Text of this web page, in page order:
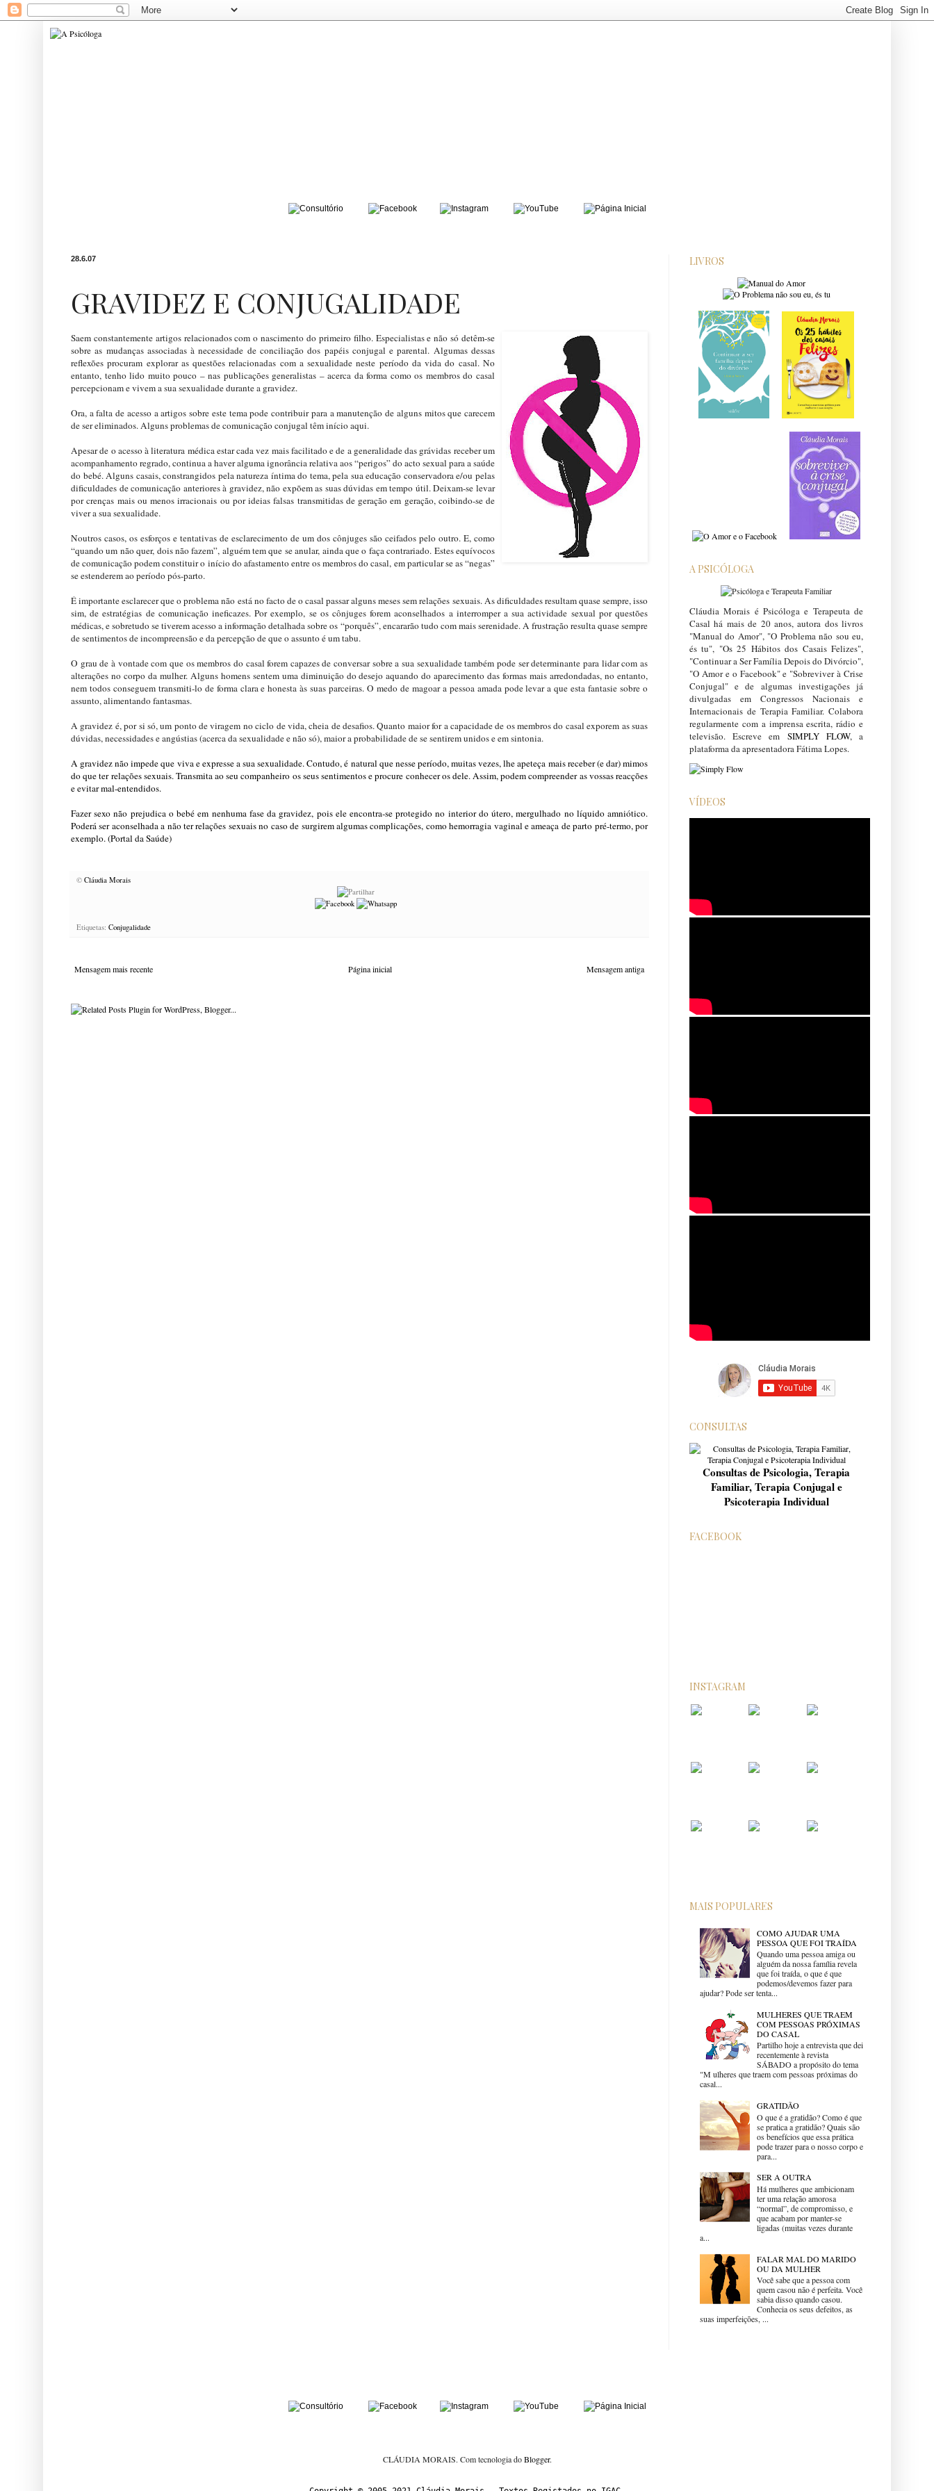
28.6.07
GRAVIDEZ E CONJUGALIDADE
Saem constantemente artigos relacionados com o nascimento do primeiro filho. Especialistas e não só detêm-se
sobre as mudanças associadas à necessidade de conciliação dos papéis conjugal e parental. Algumas dessas
reflexões procuram explorar as questões relacionadas com a sexualidade neste período da vida do casal. No
entanto, tenho lido muito pouco – nas publicações generalistas – acerca da forma como os membros do casal
percepcionam e vivem a sua sexualidade durante a gravidez.
Ora, a falta de acesso a artigos sobre este tema pode contribuir para a manutenção de alguns mitos que carecem
de ser eliminados. Alguns problemas de comunicação conjugal têm início aqui.
Apesar de o acesso à literatura médica estar cada vez mais facilitado e de a generalidade das grávidas receber um
acompanhamento regrado, continua a haver alguma ignorância relativa aos “perigos” do acto sexual para a saúde
do bebé. Alguns casais, constrangidos pela natureza íntima do tema, pela sua educação conservadora e/ou pelas
dificuldades de comunicação anteriores à gravidez, não expõem as suas dúvidas em tempo útil. Deixam-se levar
por crenças mais ou menos irracionais ou por ideias falsas transmitidas de geração em geração, coibindo-se de
viver a sua sexualidade.
Noutros casos, os esforços e tentativas de esclarecimento de um dos cônjuges são ceifados pelo outro. E, como
“quando um não quer, dois não fazem”, alguém tem que se anular, ainda que o faça contrariado. Estes equívocos
de comunicação podem constituir o início do afastamento entre os membros do casal, em particular se as “negas”
se estenderem ao período pós-parto.
É importante esclarecer que o problema não está no facto de o casal passar alguns meses sem relações sexuais. As dificuldades resultam quase sempre, isso
sim, de estratégias de comunicação ineficazes. Por exemplo, se os cônjuges forem aconselhados a interromper a sua actividade sexual por questões
médicas, e sobretudo se tiverem acesso a informação detalhada sobre os “porquês”, encararão tudo com mais serenidade. A frustração resulta quase sempre
de sentimentos de incompreensão e da percepção de que o assunto é um tabu.
O grau de à vontade com que os membros do casal forem capazes de conversar sobre a sua sexualidade também pode ser determinante para lidar com as
alterações no corpo da mulher. Alguns homens sentem uma diminuição do desejo aquando do aparecimento das formas mais arredondadas, no entanto,
nem todos conseguem transmiti-lo de forma clara e honesta às suas parceiras. O medo de magoar a pessoa amada pode levar a que esta fantasie sobre o
assunto, alimentando fantasmas.
A gravidez é, por si só, um ponto de viragem no ciclo de vida, cheia de desafios. Quanto maior for a capacidade de os membros do casal exporem as suas
dúvidas, necessidades e angústias (acerca da sexualidade e não só), maior a probabilidade de se sentirem unidos e em sintonia.
A gravidez não impede que viva e expresse a sua sexualidade. Contudo, é natural que nesse período, muitas vezes, lhe apeteça mais receber (e dar) mimos
do que ter relações sexuais. Transmita ao seu companheiro os seus sentimentos e procure conhecer os dele. Assim, podem compreender as vossas reacções
e evitar mal-entendidos.
Fazer sexo não prejudica o bebé em nenhuma fase da gravidez, pois ele encontra-se protegido no interior do útero, mergulhado no líquido amniótico.
Poderá ser aconselhada a não ter relações sexuais no caso de surgirem algumas complicações, como hemorragia vaginal e ameaça de parto pré-termo, por
exemplo. (Portal da Saúde)
© Cláudia Morais
Etiquetas: Conjugalidade
Mensagem mais recente Mensagem antiga
Página inicial
LIVROS
A PSICÓLOGA
Cláudia Morais é Psicóloga e Terapeuta de
Casal há mais de 20 anos, autora dos livros
"Manual do Amor", "O Problema não sou eu,
és tu", "Os 25 Hábitos dos Casais Felizes",
"Continuar a Ser Família Depois do Divórcio",
"O Amor e o Facebook" e "Sobreviver à Crise
Conjugal" e de algumas investigações já
divulgadas em Congressos Nacionais e
Internacionais de Terapia Familiar. Colabora
regularmente com a imprensa escrita, rádio e
televisão. Escreve em SIMPLY FLOW, a
plataforma da apresentadora Fátima Lopes.
VÍDEOS
CONSULTAS
Consultas de Psicologia, Terapia
Familiar, Terapia Conjugal e
Psicoterapia Individual
FACEBOOK
INSTAGRAM
MAIS POPULARES
COMO AJUDAR UMA
PESSOA QUE FOI TRAÍDA
Quando uma pessoa amiga ou
alguém da nossa família revela
que foi traída, o que é que
podemos/devemos fazer para
ajudar? Pode ser tenta...
MULHERES QUE TRAEM
COM PESSOAS PRÓXIMAS
DO CASAL
Partilho hoje a entrevista que dei
recentemente à revista
SÁBADO a propósito do tema
"M ulheres que traem com pessoas próximas do
casal...
GRATIDÃO
O que é a gratidão? Como é que
se pratica a gratidão? Quais são
os benefícios que essa prática
pode trazer para o nosso corpo e
para...
SER A OUTRA
Há mulheres que ambicionam
ter uma relação amorosa
“normal”, de compromisso, e
que acabam por manter-se
ligadas (muitas vezes durante
a...
FALAR MAL DO MARIDO
OU DA MULHER
Você sabe que a pessoa com
quem casou não é perfeita. Você
sabia disso quando casou.
Conhecia os seus defeitos, as
suas imperfeições, ...
CLÁUDIA MORAIS. Com tecnologia doBlogger.